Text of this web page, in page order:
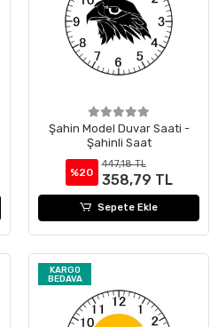
Şahin Model Duvar Saati -
Şahinli Saat
%20
447,18 TL
358,79 TL
Sepete Ekle
KARGO
BEDAVA